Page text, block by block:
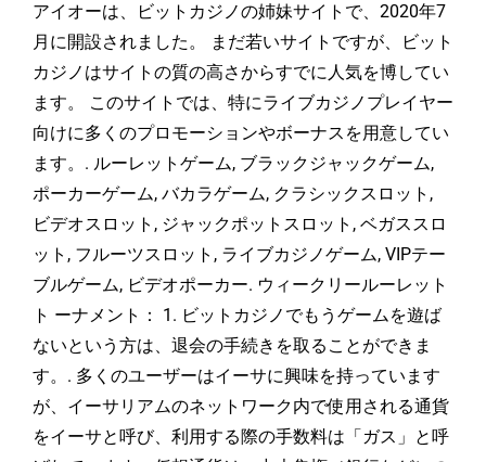
アイオーは、ビットカジノの姉妹サイトで、2020年7
月に開設されました。 まだ若いサイトですが、ビット
カジノはサイトの質の高さからすでに人気を博してい
ます。 このサイトでは、特にライブカジノプレイヤー
向けに多くのプロモーションやボーナスを用意してい
ます。. ルーレットゲーム, ブラックジャックゲーム,
ポーカーゲーム, バカラゲーム, クラシックスロット,
ビデオスロット, ジャックポットスロット, ベガススロ
ット, フルーツスロット, ライブカジノゲーム, VIPテー
ブルゲーム, ビデオポーカー. ウィークリールーレット
ト ーナメント： 1. ビットカジノでもうゲームを遊ば
ないという方は、退会の手続きを取ることができま
す。. 多くのユーザーはイーサに興味を持っています
が、イーサリアムのネットワーク内で使用される通貨
をイーサと呼び、利用する際の手数料は「ガス」と呼